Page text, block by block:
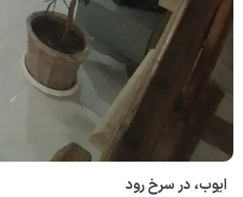
ایوب، در سرخ رود